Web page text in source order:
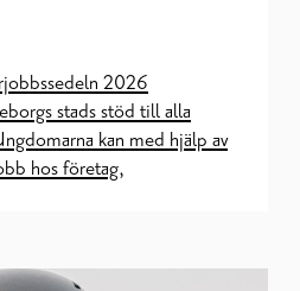
2026
stads stöd till alla
kan med hjälp av
hos företag,